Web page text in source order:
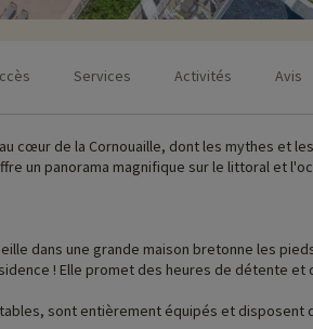
Services Activités Avis
cœur de la Cornouaille, dont les mythes et
un panorama magnifique sur le littoral et
! Elle promet des heures de détente et
sont entièrement équipés et